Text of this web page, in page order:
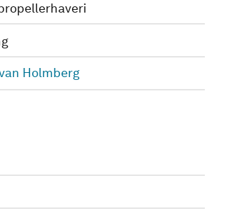
Holmberg